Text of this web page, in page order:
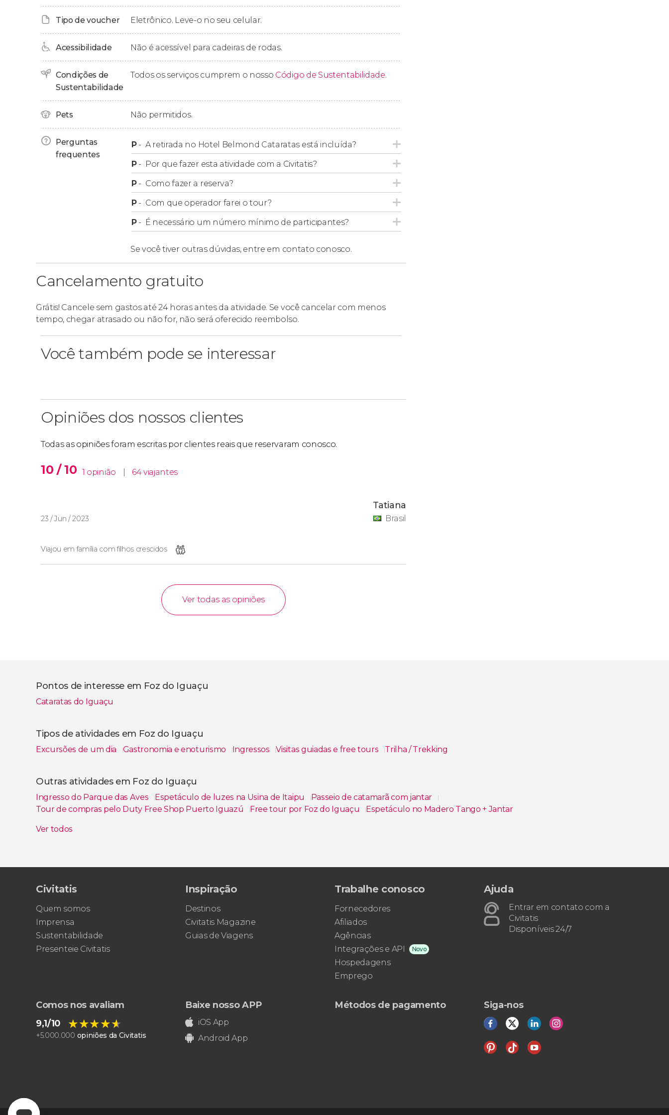
Nesta modalidade, você poderá escolher entre os seguintes horários de retirada:
De quarta a segunda: entre as 9:30 e as 10:00 horas.
O Hotel Belmond Cataratas não se encontra dentro da zona de retirada
hospedado nesse hotel, entraremos em contato para indicar o lugar exato e o horário de
retirada.
Tour sem transporte
Se você prefere desfrutar da atividade de uma maneira mais econômica, poderá reservar o
tour sem transporte
. Nesse caso, você deverá ir por conta própria ao ponto de encontro,
Avenida Tancredo Neves.
Para o tour sem transporte, os horários de início do tour são estes:
De quarta a segunda : às 9:30, 10:30, 14:30 e 15:30 horas.
Tipo de voucher Eletrônico. Leve-o no seu celular.
Acessibilidade Não é acessível para cadeiras de rodas.
Condições de
Sustentabilidade
Todos os serviços cumprem o nosso Código de Sustentabilidade.
Pets Não permitidos.
Perguntas
frequentes
P- A retirada no Hotel Belmond Cataratas está incluída?
P- Por que fazer esta atividade com a Civitatis?
P- Como fazer a reserva?
P- Com que operador farei o tour?
P- É necessário um número mínimo de participantes?
Se você tiver outras dúvidas, entre em contato conosco.
Cancelamento gratuito
Grátis! Cancele sem gastos até 24 horas antes da atividade. Se você cancelar com menos
tempo, chegar atrasado ou não for, não será oferecido reembolso.
Você também pode se interessar
Opiniões dos nossos clientes
Todas as opiniões foram escritas por clientes reais que reservaram conosco.
10 / 10 1 opinião 64 viajantes
23 / Jun / 2023
Tatiana
Brasil
Viajou em família com filhos crescidos
Ver todas as opiniões
Pontos de interesse em Foz do Iguaçu
Cataratas do Iguaçu
Tipos de atividades em Foz do Iguaçu
Excursões de um dia Gastronomia e enoturismo Ingressos Visitas guiadas e free tours Trilha / Trekking
Outras atividades em Foz do Iguaçu
Ingresso do Parque das Aves Espetáculo de luzes na Usina de Itaipu
Passeio de catamarã com jantar
Tour de compras pelo Duty Free Shop Puerto Iguazú
Free tour por Foz do Iguaçu
Espetáculo no Madero Tango + Jantar
Tour de bicicleta pelas Cataratas do Iguaçu
Ver todos
Civitatis
Quem somos
Imprensa
Sustentabilidade
Presenteie Civitatis
Inspiração
Destinos
Civitatis Magazine
Guias de Viagens
Trabalhe conosco
Fornecedores
Afiliados
Agências
Integrações e API
Novo
Hospedagens
Emprego
Ajuda
Entrar em contato com a
Civitatis
Disponíveis 24/7
Comos nos avaliam
9,1/10
★★★★★
★★★★★
+5.000.000 opiniões da Civitatis
Baixe nosso APP
iOS App
Android App
Métodos de pagamento Siga-nos